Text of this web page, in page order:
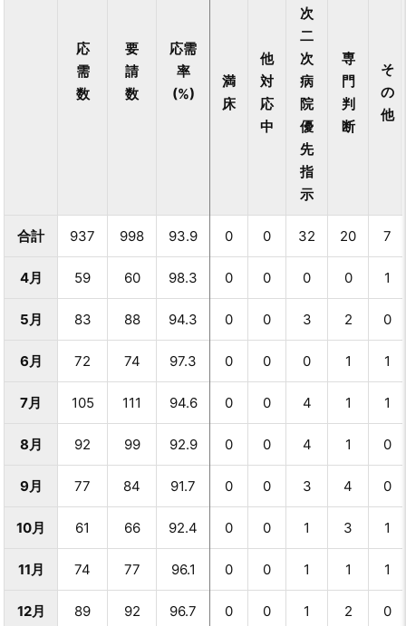
応
需
数
要
請
数
応需
率
(%)
満
床
他
対
応
中
次
二
次
病
院
優
先
指
示
専
門
判
断
そ
の
他
合計 937 998 93.9 0 0 32 20 7
4月 59 60 98.3 0 0 0 0 1
5月 83 88 94.3 0 0 3 2 0
6月 72 74 97.3 0 0 0 1 1
7月 105 111 94.6 0 0 4 1 1
8月 92 99 92.9 0 0 4 1 0
9月 77 84 91.7 0 0 3 4 0
10月 61 66 92.4 0 0 1 3 1
11月 74 77 96.1 0 0 1 1 1
12月 89 92 96.7 0 0 1 2 0